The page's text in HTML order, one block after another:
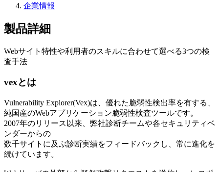
企業情報
製品詳細
Webサイト特性や利用者のスキルに合わせて選べる3つの検
査手法
vexとは
Vulnerability Explorer(Vex)は、優れた脆弱性検出率を有する、
純国産のWebアプリケーション脆弱性検査ツールです。
2007年のリリース以来、弊社診断チームや各セキュリティベ
ンダーからの
数千サイトに及ぶ診断実績をフィードバックし、常に進化を
続けています。